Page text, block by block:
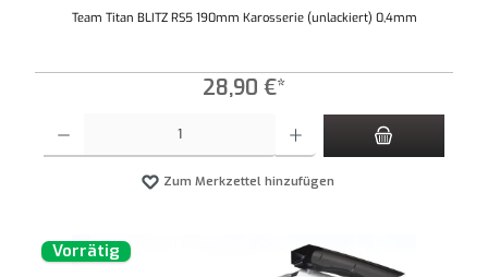
Team Titan BLITZ RS5 190mm Karosserie (unlackiert) 0,4mm
28,90 €*
Zum Merkzettel hinzufügen
Vorrätig